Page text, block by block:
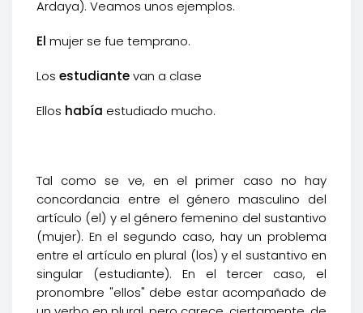
Ardaya). Veamos unos ejemplos.
El mujer se fue temprano.
Los estudiantevan a clase
Ellos había estudiado mucho.
Tal como se ve, en el primer caso no hay
concordancia entre el género masculino del
artículo (el) y el género femenino del sustantivo
(mujer). En el segundo caso, hay un problema
entre el artículo en plural (los) y el sustantivo en
singular (estudiante). En el tercer caso, el
pronombre "ellos" debe estar acompañado de